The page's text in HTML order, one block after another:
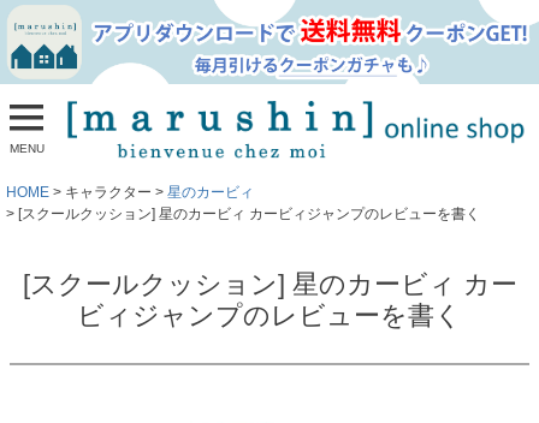
MENU
HOME キャラクター
星のカービィ
[スクールクッション] 星のカービィ カービィジャンプのレビューを書く
[スクールクッション] 星のカービィ カー
ビィジャンプのレビューを書く